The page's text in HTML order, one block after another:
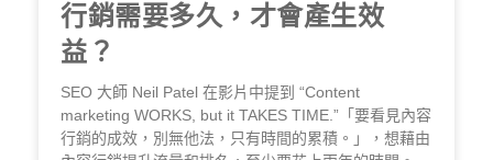
行銷需要多久，才會產生效
益？
SEO 大師 Neil Patel 在影片中提到 “Content
marketing WORKS, but it TAKES TIME.”「要看見內容
行銷的成效，別無他法，只有時間的累積。」，想藉由